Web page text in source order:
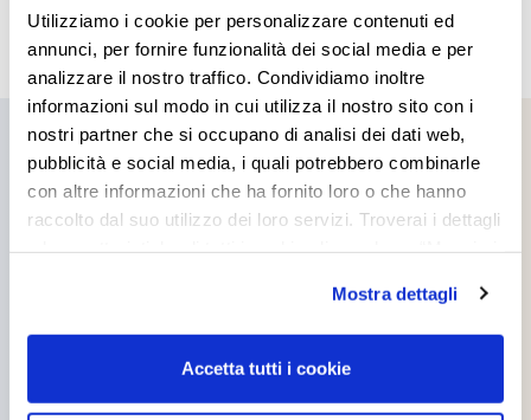
Utilizziamo i cookie per personalizzare contenuti ed
annunci, per fornire funzionalità dei social media e per
analizzare il nostro traffico. Condividiamo inoltre
informazioni sul modo in cui utilizza il nostro sito con i
nostri partner che si occupano di analisi dei dati web,
pubblicità e social media, i quali potrebbero combinarle
con altre informazioni che ha fornito loro o che hanno
raccolto dal suo utilizzo dei loro servizi. Troverai i dettagli
cookie accettare. Per ulteriori informazioni consulta
lacookie policy.
Mostra dettagli
Accetta tutti i cookie
Products you might be
interested in